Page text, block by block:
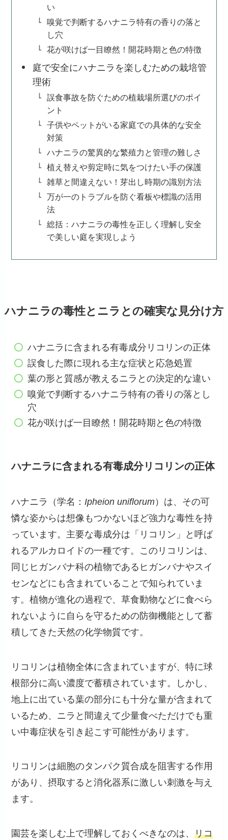
い
嗅覚で判断するハナニラ特有の香りの落と
し穴
花が咲けば一目瞭然！開花時期と色の特徴
庭で安全にハナニラを楽しむための栽培管
理術
誤食事故を防ぐための植栽場所選びのポイ
ント
子供やペットがいる家庭での具体的な安全
対策
ハナニラの驚異的な繁殖力と管理の難しさ
植え替えや剪定時に気をつけたい手の保護
雑草と間違えない！芽出し時期の識別方法
万が一のトラブルを防ぐ看板や標識の活用
法
総括：ハナニラの毒性を正しく理解し安全
で美しい庭を実現しよう
ハナニラの毒性とニラとの確実な見分け方
ハナニラに含まれる有毒成分リコリンの正体
誤食した際に現れる主な症状と応急処置
葉の形と質感が教えるニラとの決定的な違い
嗅覚で判断するハナニラ特有の香りの落とし
穴
花が咲けば一目瞭然！開花時期と色の特徴
ハナニラに含まれる有毒成分リコリンの正体
ハナニラ（学名： Ipheion uniflorum）は、その可
憐な姿からは想像もつかないほど強力な毒性を持
っています。主要な毒成分は「リコリン」と呼ば
れるアルカロイドの一種です。このリコリンは、
同じヒガンバナ科の植物であるヒガンバナやスイ
センなどにも含まれていることで知られていま
す。植物が進化の過程で、草食動物などに食べら
れないように自らを守るための防御機能として蓄
積してきた天然の化学物質です。
リコリンは植物全体に含まれていますが、特に球
根部分に高い濃度で蓄積されています。しかし、
地上に出ている葉の部分にも十分な量が含まれて
いるため、ニラと間違えて少量食べただけでも重
い中毒症状を引き起こす可能性があります。
リコリンは細胞のタンパク質合成を阻害する作用
があり、摂取すると消化器系に激しい刺激を与え
ます。
園芸を楽しむ上で理解しておくべきなのは、リコ